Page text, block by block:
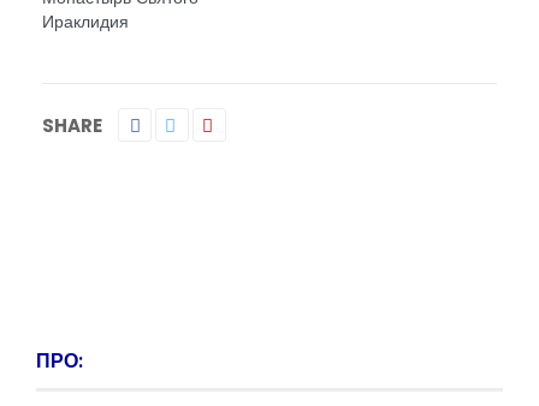
Ираклидия
SHARE
ПРО: